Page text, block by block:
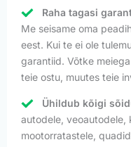
Raha tagasi
Me seisame oma
eest. Kui te ei ole
garantiid. Võtke
teie ostu, muutes teie
Ühildub kõigi
autodele, veoautodele,
mootorratastele,